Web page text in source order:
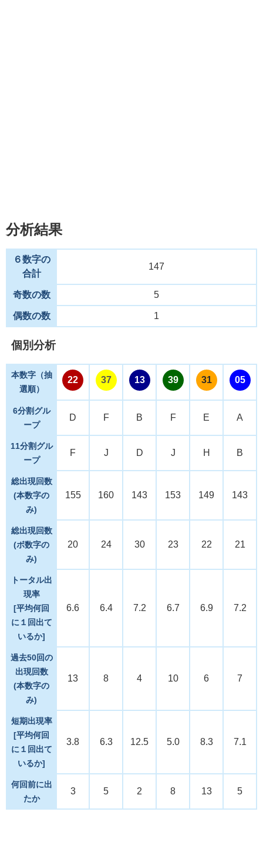
分析結果
６数字の
合計
147
奇数の数 5
偶数の数 1
個別分析
本数字（抽
選順）
22 37 13 39 31 05
6分割グル
ープ
D F B F E A
11分割グル
ープ
F J D J H B
総出現回数
(本数字の
み)
155 160 143 153 149 143
総出現回数
(ボ数字の
み)
20 24 30 23 22 21
トータル出
現率
[平均何回
に１回出て
いるか]
6.6 6.4 7.2 6.7 6.9 7.2
過去50回の
出現回数
(本数字の
み)
13 8 4 10 6 7
短期出現率
[平均何回
に１回出て
いるか]
3.8 6.3 12.5 5.0 8.3 7.1
何回前に出
たか
3 5 2 8 13 5